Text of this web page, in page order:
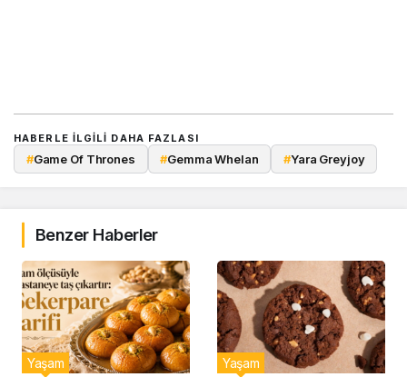
HABERLE ILGILI DAHA FAZLASI
#Game Of Thrones #Gemma Whelan #Yara Greyjoy
Benzer Haberler
Yaşam Yaşam